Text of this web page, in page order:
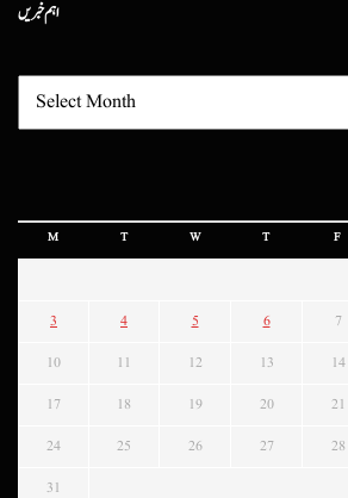
اہم خبریں
M T W T F
3 4 5 6 7
10 11 12 13 14
17 18 19 20 21
24 25 26 27 28
31